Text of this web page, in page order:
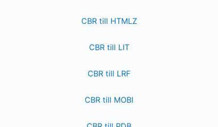
CBR till HTMLZ
CBR till LIT
CBR till LRF
CBR till MOBI